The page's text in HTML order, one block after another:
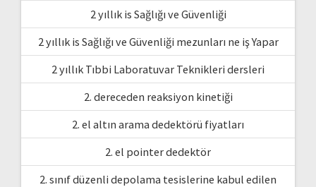
2 yıllık is Sağlığı ve Güvenliği
2 yıllık is Sağlığı ve Güvenliği mezunları ne iş Yapar
2 yıllık Tıbbi Laboratuvar Teknikleri dersleri
2. dereceden reaksiyon kinetiği
2. el altın arama dedektörü fiyatları
2. el pointer dedektör
2. sınıf düzenli depolama tesislerine kabul edilen